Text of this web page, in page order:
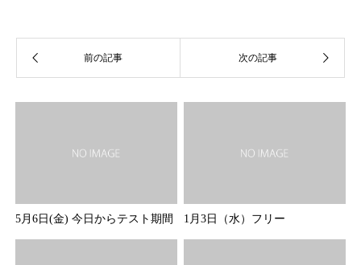
5月6日(金) 今日からテスト期間 1月3日（水）フリー